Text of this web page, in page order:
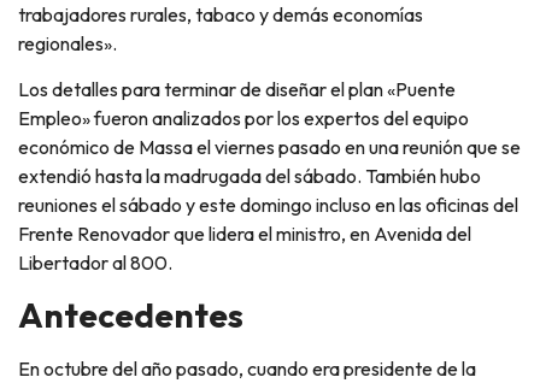
trabajadores rurales, tabaco y demás economías
regionales».
Los detalles para terminar de diseñar el plan «Puente
Empleo» fueron analizados por los expertos del equipo
económico de Massa el viernes pasado en una reunión que se
extendió hasta la madrugada del sábado. También hubo
reuniones el sábado y este domingo incluso en las oficinas del
Frente Renovador que lidera el ministro, en Avenida del
Libertador al 800.
Antecedentes
En octubre del año pasado, cuando era presidente de la